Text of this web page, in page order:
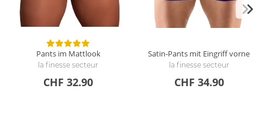
Pants im Mattlook
la finesse secteur
CHF 32.90
Satin-Pants mit Eingriff vorne
la finesse secteur
CHF 34.90